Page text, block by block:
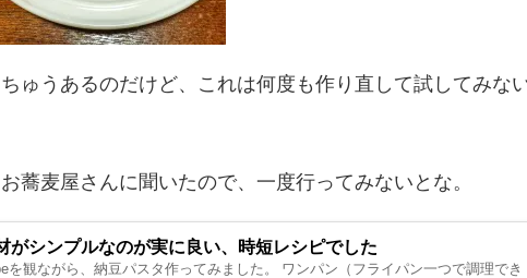
ゅうあるのだけど、これは何度も作り直して試してみな
蕎麦屋さんに聞いたので、一度行ってみないとな。
がシンプルなのが実に良い、時短レシピでした
を観ながら、納豆パスタ作ってみました。 ワンパン（フライパン一つで調理でき